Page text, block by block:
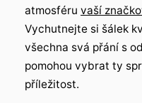
atmosféru vaší
Vychutnejte si šálek
všechna svá přání s
pomohou vybrat ty
příležitost.